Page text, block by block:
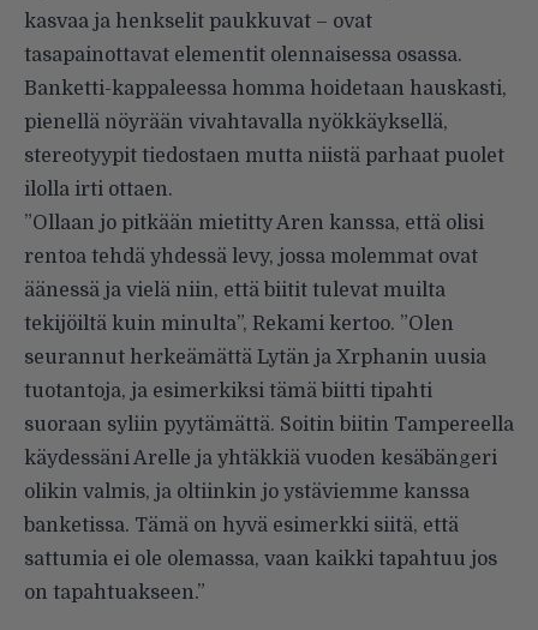
kasvaa ja henkselit paukkuvat – ovat
tasapainottavat elementit olennaisessa osassa.
Banketti-kappaleessa homma hoidetaan hauskasti,
pienellä nöyrään vivahtavalla nyökkäyksellä,
stereotyypit tiedostaen mutta niistä parhaat puolet
ilolla irti ottaen.
”Ollaan jo pitkään mietitty Aren kanssa, että olisi
rentoa tehdä yhdessä levy, jossa molemmat ovat
äänessä ja vielä niin, että biitit tulevat muilta
tekijöiltä kuin minulta”, Rekami kertoo. ”Olen
seurannut herkeämättä Lytän ja Xrphanin uusia
tuotantoja, ja esimerkiksi tämä biitti tipahti
suoraan syliin pyytämättä. Soitin biitin Tampereella
käydessäni Arelle ja yhtäkkiä vuoden kesäbängeri
olikin valmis, ja oltiinkin jo ystäviemme kanssa
banketissa. Tämä on hyvä esimerkki siitä, että
sattumia ei ole olemassa, vaan kaikki tapahtuu jos
on tapahtuakseen.”